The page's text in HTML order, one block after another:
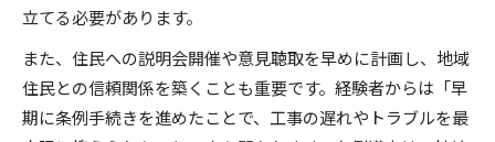
立てる必要があります。
また、住民への説明会開催や意見聴取を早めに計画し、地域
住民との信頼関係を築くことも重要です。経験者からは「早
期に条例手続きを進めたことで、工事の遅れやトラブルを最